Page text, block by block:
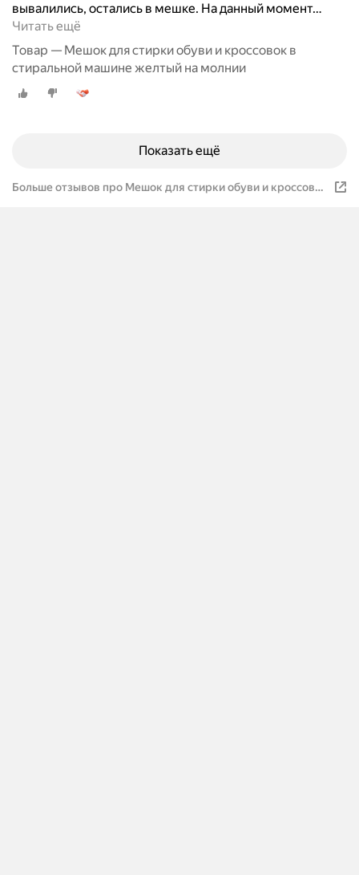
вывалились, остались в мешке. На данный момент…
Читать ещё
Товар — Мешок для стирки обуви и кроссовок в
стиральной машине желтый на молнии
Показать ещё
Больше отзывов про Мешок для стирки обуви и кроссовок